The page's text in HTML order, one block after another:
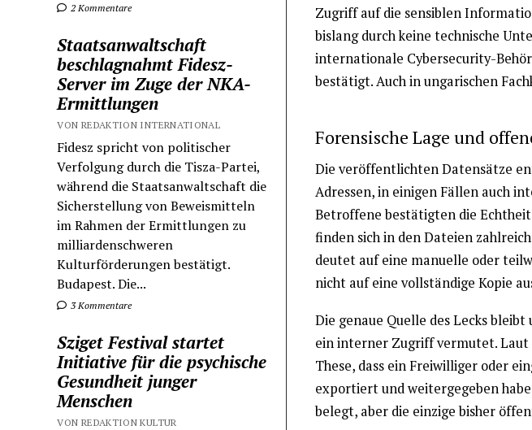
2 Kommentare
Staatsanwaltschaft
beschlagnahmt Fidesz-
Server im Zuge der NKA-
Ermittlungen
VON REDAKTION INTERNATIONAL
Fidesz spricht von politischer
Verfolgung durch die Tisza-Partei,
während die Staatsanwaltschaft die
Sicherstellung von Beweismitteln
im Rahmen der Ermittlungen zu
milliardenschweren
Kulturförderungen bestätigt.
Budapest. Die...
3 Kommentare
Sziget Festival startet
Initiative für die psychische
Gesundheit junger
Menschen
VON REDAKTION KULTUR
Zugriff auf die sensiblen
bislang durch keine technische
internationale Cybersecurity-
bestätigt. Auch in ungarischen
Forensische Lage und
Die veröffentlichten Datensätze
Adressen, in einigen Fällen auch
Betroffene bestätigten die
finden sich in den Dateien
deutet auf eine manuelle oder
nicht auf eine vollständige Kopie
Die genaue Quelle des Lecks
ein interner Zugriff vermutet.
These, dass ein Freiwilliger oder
exportiert und weitergegeben
belegt, aber die einzige bisher